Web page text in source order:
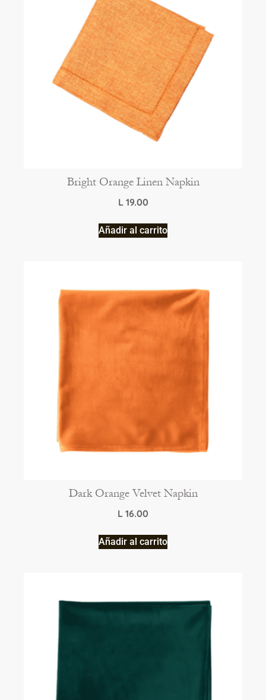
Bright Orange Linen Napkin
L 19.00
Añadir al carrito
Dark Orange Velvet Napkin
L 16.00
Añadir al carrito